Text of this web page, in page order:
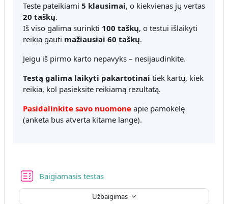
Teste pateikiami 5 klausimai, o kiekvienas jų vertas
20 taškų.
Iš viso galima surinkti 100 taškų, o testui išlaikyti
reikia gauti mažiausiai 60 taškų.
Jeigu iš pirmo karto nepavyks – nesijaudinkite.
Testą galima laikyti pakartotinai tiek kartų, kiek
reikia, kol pasieksite reikiamą rezultatą.
Pasidalinkite savo nuomone apie pamokėlę
(anketa bus atverta kitame lange).
Baigiamasis testas
Užbaigimas